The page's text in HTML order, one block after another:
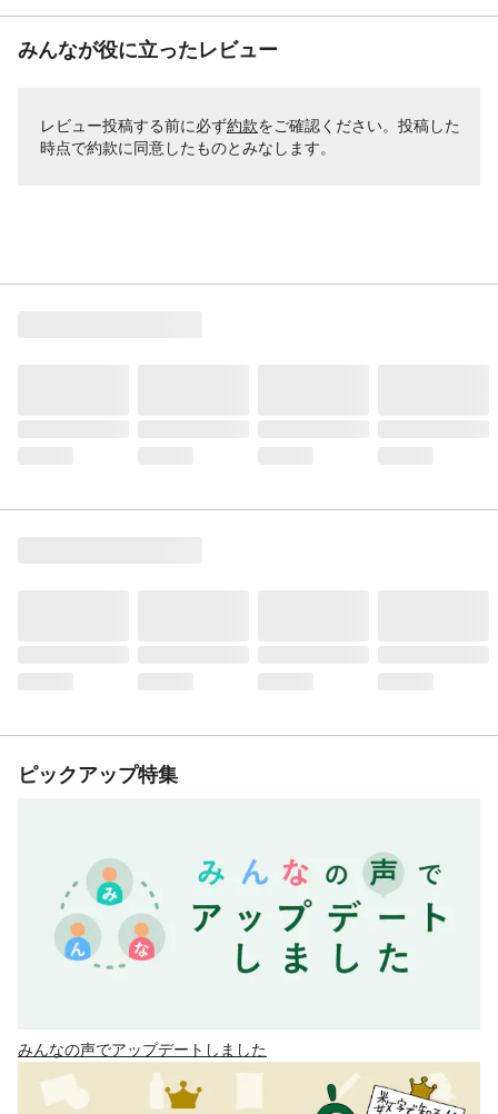
みんなが役に立ったレビュー
レビュー投稿する前に必ず約款をご確認ください。投稿した
時点で約款に同意したものとみなします。
ピックアップ特集
みんなの声でアップデートしました